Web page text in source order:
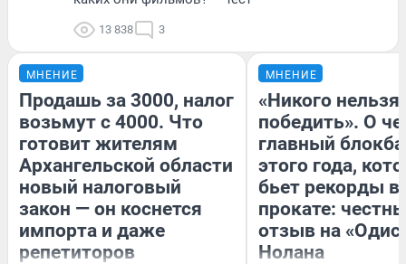
13 838 3
МНЕНИЕ
Продашь за 3000, налог
возьмут с 4000. Что
готовит жителям
Архангельской области
новый налоговый
закон — он коснется
импорта и даже
репетиторов
МНЕНИЕ
«Никого нельзя
победить». О
главный
этого года,
бьет рекорды в
прокате:
отзыв на
Нолана